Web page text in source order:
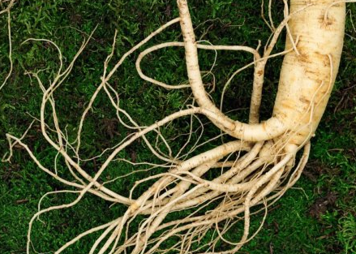
Панамский канал вновь
ограничивает загрузку
судов из-за дефицита
пресной воды
Авг 6, 2026
В китайской провинции
Шэньси из-за паводков
эвакуировали более 140
тыс. человек
Авг 6, 2026
МЕГА и ВкусВилл
установили
экообменники для сбора
вторсырья